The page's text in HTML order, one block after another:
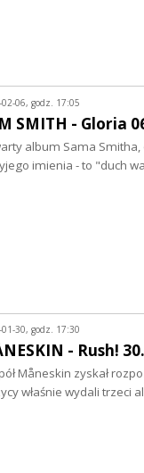
02-06, godz. 17:05
SMITH - Gloria
album Sama Smitha,
imienia - to "duch
30, godz. 17:30
- Rush!
Måneskin zyskał
właśnie wydali trzeci